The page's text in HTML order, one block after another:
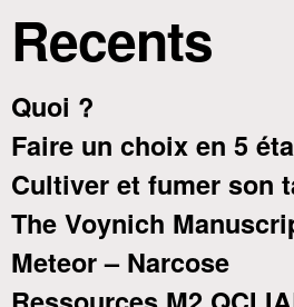
Recents
Quoi ?
Faire un choix en 5
Cultiver et fumer son
The Voynich
Meteor – Narcose